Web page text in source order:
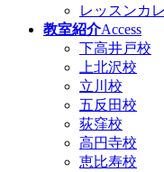
レッスンカ
教室紹介Access
下高井戸校
上北沢校
立川校
五反田校
荻窪校
高円寺校
恵比寿校